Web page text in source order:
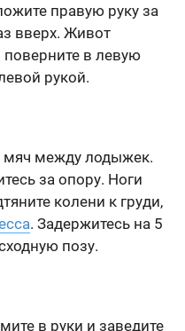
правую руку за
вверх. Живот
поверните в левую
рукой.
мяч между лодыжек.
за опору. Ноги
колени к груди,
. Задержитесь на 5
позу.
в руки и заведите